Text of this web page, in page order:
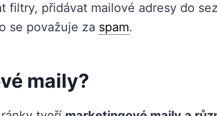
filtry, přidávat mailové adresy do
se považuje za spam.
maily?